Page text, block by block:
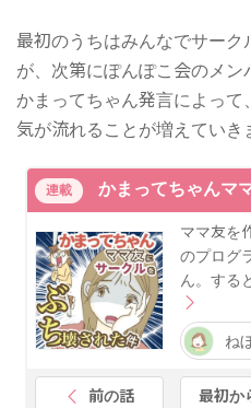
最初のうちはみんなでサー
が、次第にぽんぽこ会のメ
かまってちゃん発言によっ
気が流れることが増えていき
連載 かまってちゃんマ
ママ友を
のプログ
ん。する
ね
前の話 最初か